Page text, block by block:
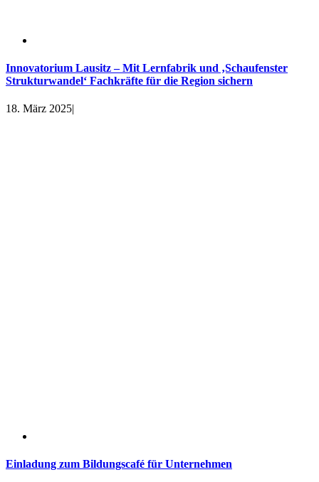
Innovatorium Lausitz – Mit Lernfabrik und ‚Schaufenster
Strukturwandel‘ Fachkräfte für die Region sichern
18. März 2025|
Einladung zum Bildungscafé für Unternehmen